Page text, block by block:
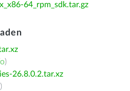
64_rpm_sdk.tar.gz
)
26.8.0.2.tar.xz
)